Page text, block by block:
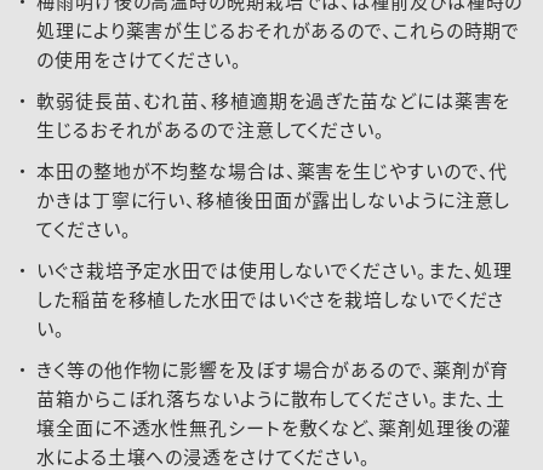
処理により薬害が生じるおそれがあるので、これらの時期で
の使用をさけてください。
軟弱徒長苗、むれ苗、移植適期を過ぎた苗などには薬害を
生じるおそれがあるので注意してください。
本田の整地が不均整な場合は、薬害を生じやすいので、代
かきは丁寧に行い、移植後田面が露出しないように注意し
てください。
いぐさ栽培予定水田では使用しないでください。また、処理
した稲苗を移植した水田ではいぐさを栽培しないでくださ
い。
きく等の他作物に影響を及ぼす場合があるので、薬剤が育
苗箱からこぼれ落ちないように散布してください。また、土
壌全面に不透水性無孔シートを敷くなど、薬剤処理後の灌
水による土壌への浸透をさけてください。